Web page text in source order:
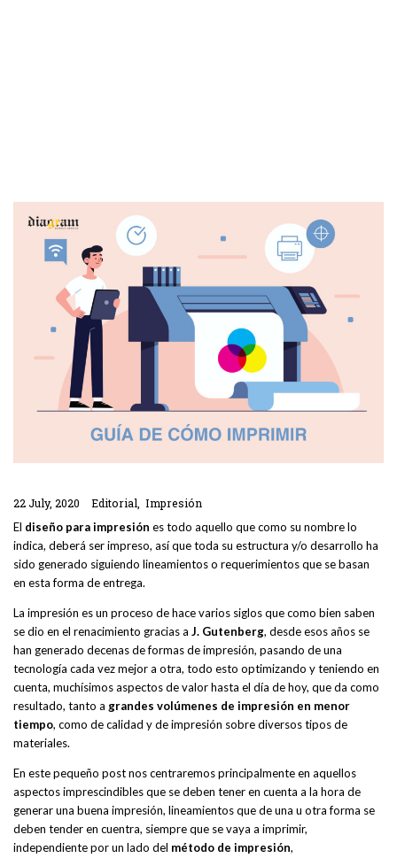
22 July, 2020 Editorial Impresión
El diseño para impresión es todo aquello que como su nombre lo
indica, deberá ser impreso, así que toda su estructura y/o desarrollo ha
sido generado siguiendo lineamientos o requerimientos que se basan
en esta forma de entrega.
La impresión es un proceso de hace varios siglos que como bien saben
se dio en el renacimiento gracias a J. Gutenberg, desde esos años se
han generado decenas de formas de impresión, pasando de una
tecnología cada vez mejor a otra, todo esto optimizando y teniendo en
cuenta, muchísimos aspectos de valor hasta el día de hoy, que da como
resultado, tanto a grandes volúmenes de impresión en menor
tiempo, como de calidad y de impresión sobre diversos tipos de
materiales.
En este pequeño post nos centraremos principalmente en aquellos
aspectos imprescindibles que se deben tener en cuenta a la hora de
generar una buena impresión, lineamientos que de una u otra forma se
deben tender en cuentra, siempre que se vaya a imprimir,
independiente por un lado del método de impresión,